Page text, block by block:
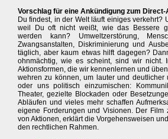
Vorschlag für eine Ankündigung zum Direct-
Du findest, in der Welt läuft einiges verkehrt?
weil Du oft nicht weißt, wie das Bessere
werden kann? Umweltzerstörung,
Zwangsanstalten, Diskriminierung und
täglich, aber kaum etwas hilft dagegen?
ohnmächtig, wie es scheint, sind wir nicht.
Aktionsformen, die wir kennenlernen und
wehren zu können, um lauter und deutlicher
oder uns politisch einzumischen:
Theater, gezielte Blockaden oder
Abläufen und vieles mehr schaffen
eigene Forderungen und Visionen. Der Film
von Aktionen, erklärt die Vorgehensweisen
den rechtlichen Rahmen.